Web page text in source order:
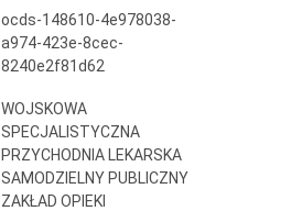
ocds-148610-4e978038-
a974-423e-8cec-
8240e2f81d62
WOJSKOWA
SPECJALISTYCZNA
PRZYCHODNIA LEKARSKA
SAMODZIELNY PUBLICZNY
ZAKŁAD OPIEKI